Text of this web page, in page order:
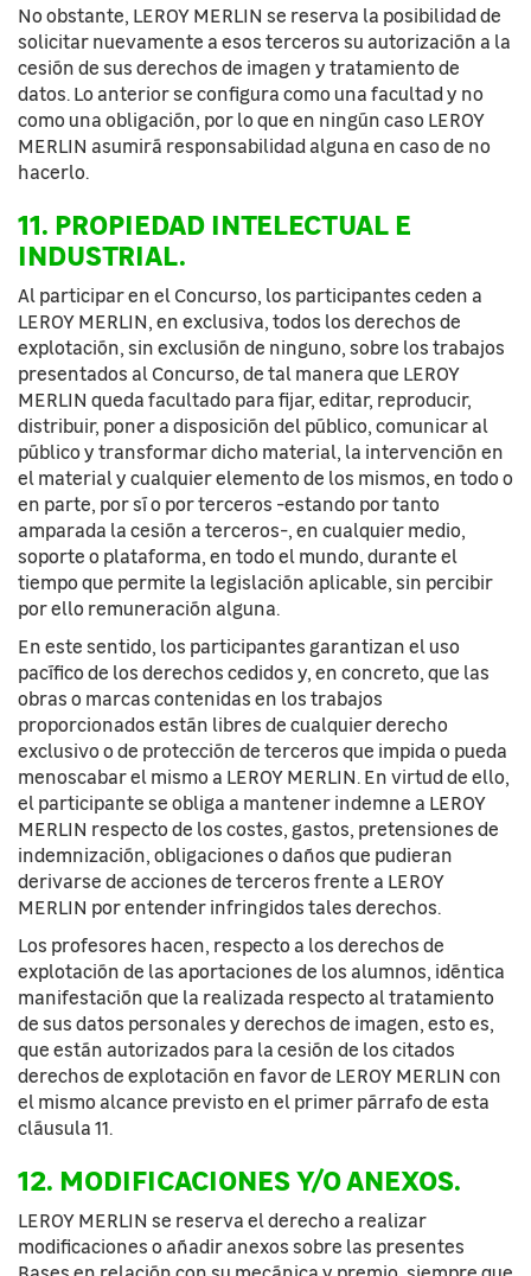
No obstante, LEROY MERLIN se reserva la posibilidad de
solicitar nuevamente a esos terceros su autorización a la
cesión de sus derechos de imagen y tratamiento de
datos. Lo anterior se configura como una facultad y no
como una obligación, por lo que en ningún caso LEROY
MERLIN asumirá responsabilidad alguna en caso de no
hacerlo.
11. PROPIEDAD INTELECTUAL E
INDUSTRIAL.
Al participar en el Concurso, los participantes ceden a
LEROY MERLIN, en exclusiva, todos los derechos de
explotación, sin exclusión de ninguno, sobre los trabajos
presentados al Concurso, de tal manera que LEROY
MERLIN queda facultado para fijar, editar, reproducir,
distribuir, poner a disposición del público, comunicar al
público y transformar dicho material, la intervención en
el material y cualquier elemento de los mismos, en todo o
en parte, por sí o por terceros -estando por tanto
amparada la cesión a terceros-, en cualquier medio,
soporte o plataforma, en todo el mundo, durante el
tiempo que permite la legislación aplicable, sin percibir
por ello remuneración alguna.
En este sentido, los participantes garantizan el uso
pacífico de los derechos cedidos y, en concreto, que las
obras o marcas contenidas en los trabajos
proporcionados están libres de cualquier derecho
exclusivo o de protección de terceros que impida o pueda
menoscabar el mismo a LEROY MERLIN. En virtud de ello,
el participante se obliga a mantener indemne a LEROY
MERLIN respecto de los costes, gastos, pretensiones de
indemnización, obligaciones o daños que pudieran
derivarse de acciones de terceros frente a LEROY
MERLIN por entender infringidos tales derechos.
Los profesores hacen, respecto a los derechos de
explotación de las aportaciones de los alumnos, idéntica
manifestación que la realizada respecto al tratamiento
de sus datos personales y derechos de imagen, esto es,
que están autorizados para la cesión de los citados
derechos de explotación en favor de LEROY MERLIN con
el mismo alcance previsto en el primer párrafo de esta
cláusula 11.
12. MODIFICACIONES Y/O ANEXOS.
LEROY MERLIN se reserva el derecho a realizar
modificaciones o añadir anexos sobre las presentes